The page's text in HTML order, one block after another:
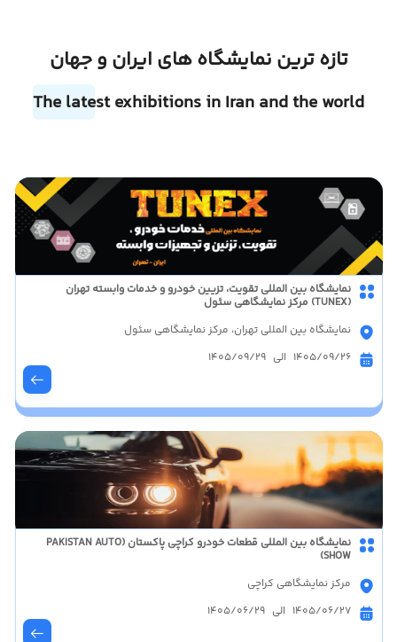
تازه ترین نمایشگاه های ایران و جهان
The latest exhibitions in Iran and the world
نمایشگاه بین المللی تقویت، تزیین خودرو و خدمات وابسته تهران
(TUNEX) مرکز نمایشگاهی سئول
نمایشگاه بین المللی تهران، مرکز نمایشگاهی سئول
1405/09/26 الی 1405/09/29
نمایشگاه بین المللی قطعات خودرو کراچی پاکستان (PAKISTAN AUTO
SHOW)
مرکز نمایشگاهی کراچی
1405/06/27 الی 1405/06/29